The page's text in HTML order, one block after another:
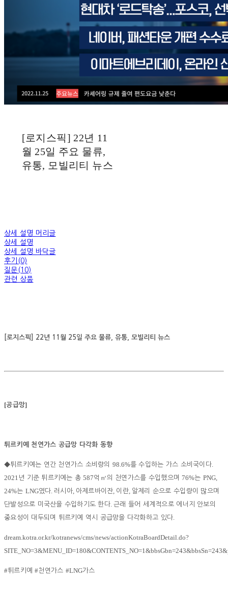
[로지스픽] 22년 11
월 25일 주요 물류,
유통, 모빌리티 뉴스
상세 설명 머리글
상세 설명
상세 설명 바닥글
후기(0)
질문(10)
관련 상품
[로지스픽] 22년 11월 25일 주요 물류, 유통, 모빌리티 뉴스
[공급망]
튀르키예 천연가스 공급망 다각화 동향
◆튀르키예는 연간 천연가스 소비량의 98.6%를 수입하는 가스 소비국이다.
2021 년 기준 튀르키예는 총587억 ㎥의 천연가스를 수입했으며76%는 PNG,
24%는 LNG였다. 러시아, 아제르바이잔, 이란, 알제리 순으로 수입량이 많으며
단발성으로 미국산을 수입하기도 한다. 근래 들어 세계적으로 에너지 안보의
중요성이 대두되며 튀르키예 역시 공급망을 다각화하고 있다.
dream.kotra.or.kr/kotranews/cms/news/actionKotraBoardDetail.do?
#튀르키예#천연가스 #LNG가스